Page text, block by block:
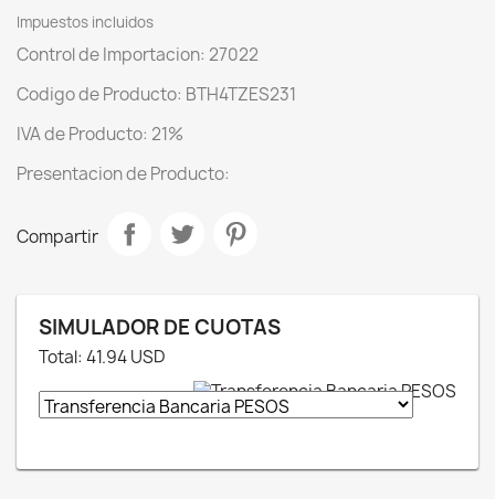
Impuestos incluidos
Control de Importacion: 27022
Codigo de Producto: BTH4TZES231
IVA de Producto: 21%
Presentacion de Producto:
Compartir
SIMULADOR DE CUOTAS
Total: 41.94USD